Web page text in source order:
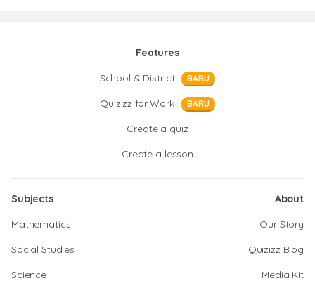
Features
School & District
BARU
Quizizz for Work BARU
Create a quiz
Create a lesson
Subjects
Mathematics
Social Studies
Science
About
Our Story
Quizizz Blog
Media Kit